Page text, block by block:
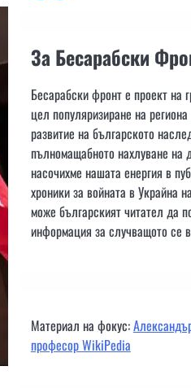
За Бесарабски
Бесарабски фронт е проект на
цел популяризиране на
развитие на българското
пълномащабното нахлуване на
насочихме нашата енергия в
хроники за войната в Украйна
може българският читател да
информация за случващото се
Материал на фокус:
професор WikiPedia